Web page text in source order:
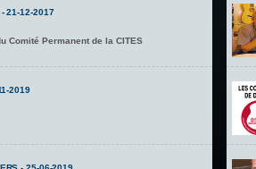
- 21-12-2017
Comité Permanent de la CITES
2019